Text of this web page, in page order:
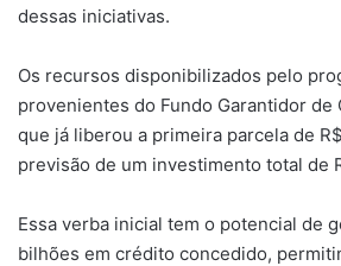
dessas iniciativas.
Os recursos disponibilizados pelo
provenientes do Fundo Garantidor de
que já liberou a primeira parcela de
previsão de um investimento total de
Essa verba inicial tem o potencial de
bilhões em crédito concedido,